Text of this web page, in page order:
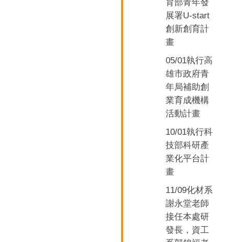
育部青年發
展署U-start
創新創育計
畫
05/01執行高
雄市政府青
年局補助創
業育成機構
活動計畫
10/01執行科
技部科研產
業化平台計
畫
11/09化材系
謝永堂老師
接任本處研
發長，資工